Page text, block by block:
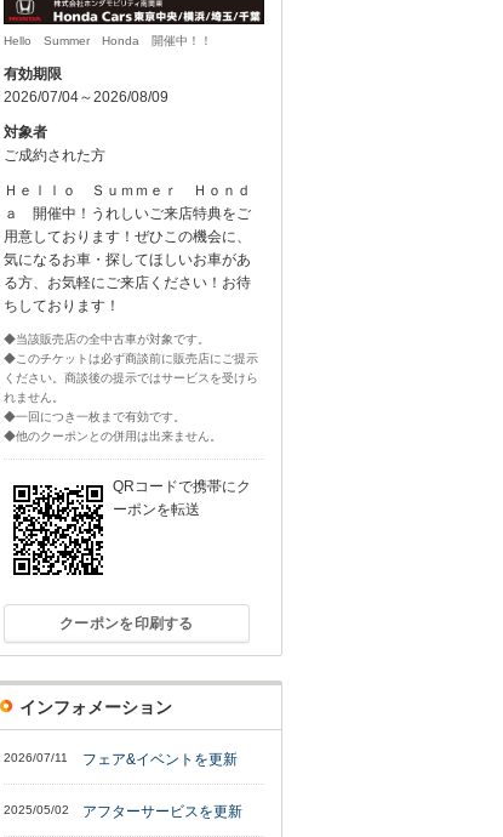
Hello Summer Honda 開催中！！
有効期限
2026/07/04～2026/08/09
対象者
ご成約された方
Ｈｅｌｌｏ Ｓｕｍｍｅｒ Ｈｏｎｄ
ａ 開催中！うれしいご来店特典をご
用意しております！ぜひこの機会に、
気になるお車・探してほしいお車があ
る方、お気軽にご来店ください！お待
ちしております！
◆当該販売店の全中古車が対象です。
◆このチケットは必ず商談前に販売店にご提示
ください。商談後の提示ではサービスを受けら
れません。
◆一回につき一枚まで有効です。
◆他のクーポンとの併用は出来ません。
QRコードで携帯にク
ーポンを転送
クーポンを印刷する
インフォメーション
2026/07/11 フェア&イベントを更新
2025/05/02 アフターサービスを更新